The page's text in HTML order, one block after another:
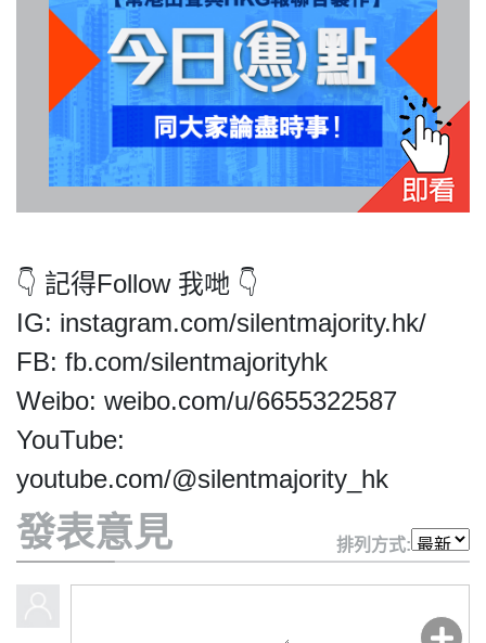
聯絡我們
私
隱
政
策
免
責
明
©
2018
Silent
Majority
👇 記得Follow 我哋 👇
IG: instagram.com/silentmajority.hk/
FB: fb.com/silentmajorityhk
Weibo: weibo.com/u/6655322587
YouTube:
youtube.com/@silentmajority_hk
發表意見 排列方式: